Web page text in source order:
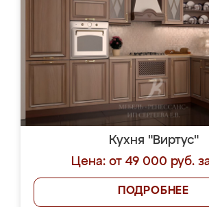
Кухня "Виртус"
Цена: от 49 000 руб.
ПОДРОБНЕЕ